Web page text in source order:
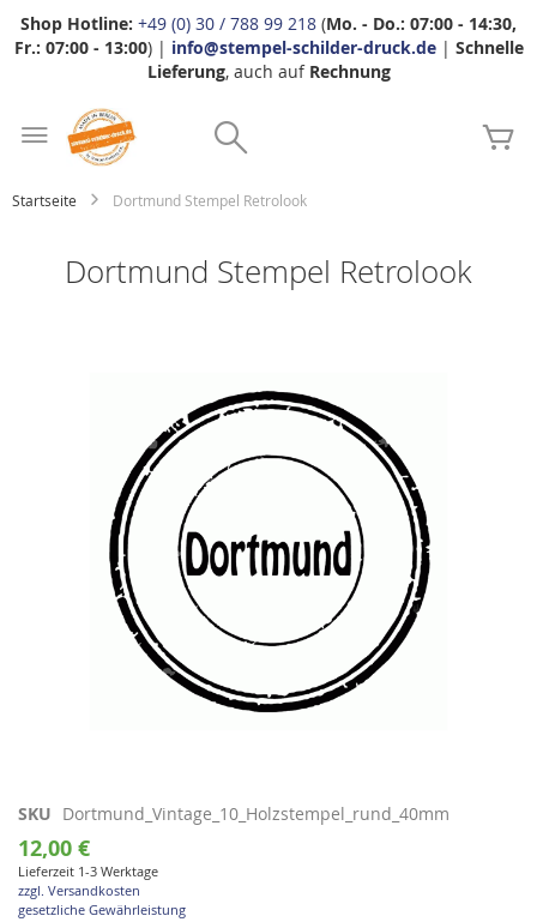
Shop Hotline: +49 (0) 30 / 788 99 218 (Mo. - Do.: 07:00 - 14:30,
Fr.: 07:00 - 13:00) | info@stempel-schilder-druck.de| Schnelle
Lieferung, auch auf Rechnung
Startseite Dortmund Stempel Retrolook
Dortmund Stempel Retrolook
Zum
Anfang
der
Bildgalerie
springen
SKU Dortmund_Vintage_10_Holzstempel_rund_40mm
12,00 €
Lieferzeit 1-3 Werktage
zzgl. Versandkosten
gesetzliche Gewährleistung